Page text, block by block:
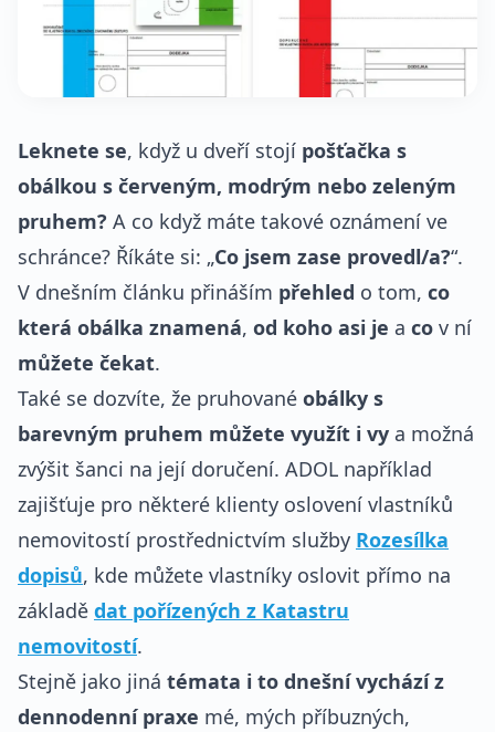
Leknete se, když u dveří stojí pošťačka s
obálkou s červeným, modrým nebo zeleným
pruhem? A co když máte takové oznámení ve
schránce? Říkáte si: „Co jsem zase provedl/a?“.
V dnešním článku přináším přehled o tom, co
která obálka znamená, od koho asi je a co v ní
můžete čekat.
Také se dozvíte, že pruhované obálky s
barevným pruhem můžete využít i vy a možná
zvýšit šanci na její doručení. ADOL například
zajišťuje pro některé klienty oslovení vlastníků
nemovitostí prostřednictvím služby Rozesílka
dopisů, kde můžete vlastníky oslovit přímo na
základě dat pořízených z Katastru
nemovitostí.
Stejně jako jiná témata i to dnešní vychází z
dennodenní praxe mé, mých příbuzných,